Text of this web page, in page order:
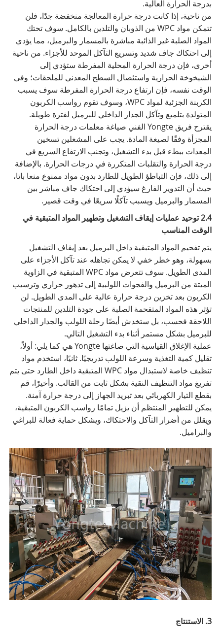
بدرجة الحرارة العالية.
من ناحية، إذا كانت درجة حرارة المعالجة منخفضة جدًا، فلن
تتمكن مواد WPC من الذوبان والتلدين بالكامل. سوف تحتك
المواد الصلبة غير الذائبة مباشرة بالمسمار والبرميل، مما يؤدي
إلى احتكاك جاف شديد وتسريع التآكل الموحد للأجزاء. من ناحية
أخرى، فإن درجة الحرارة المحلية المفرطة ستؤدي إلى
الشيخوخة الحرارية واستئصال السطح المعدني للملحقات؛ وفي
الوقت نفسه، فإن ارتفاع درجة الحرارة المفرطة سوف يسبب
الكربنة الجزئية لمواد WPC، وسوف تقوم رواسب الكربون
المتولدة بتلميع وتآكل الجدار الداخلي للبرميل لفترة طويلة.
يقترح فريق Yongte الفني صياغة معلمات درجة الحرارة
المجزأة وفقًا لصيغة المادة. يجب على المشغلين تسخين
المعدات ببطء قبل بدء التشغيل، وتجنب الارتفاع السريع في
درجة الحرارة والتقلبات المتكررة في درجات الحرارة. بالإضافة
إلى ذلك، فإن التباطؤ الطويل للطارد بدون مواد ممنوع منعا باتا،
حيث أن التدوير الفارغ سيؤدي إلى احتكاك جاف مباشر بين
المسمار والبرميل ويسبب تآكلًا سريعًا في وقت قصير.
2.4 توحيد عمليات إيقاف التشغيل وتطهير المواد المتبقية في
الوقت المناسب
يتم تفحيم المواد المتبقية داخل البرميل بعد إيقاف التشغيل
بسهولة، وهو خطر خفي لا يمكن تجاهله عند تآكل الأجزاء على
المدى الطويل. سوف تتعرض مواد WPC المتبقية في الزاوية
الميتة من البرميل والفجوات اللولبية إلى تدهور حراري وترسيب
الكربون بعد تخزين درجة حرارة عالية على المدى الطويل. لن
تؤثر هذه المواد المتفحمة الصلبة على جودة التلدين للمنتجات
اللاحقة فحسب، بل ستخدش أيضًا رحلة اللولب والجدار الداخلي
للبرميل بشكل مستمر أثناء بدء التشغيل التالي.
عملية الإغلاق القياسية التي صاغتها Yongte هي كما يلي: أولاً،
تقليل كمية التغذية وسرعة اللولب تدريجيًا. ثانيًا، استخدم مواد
تنظيف خاصة لاستبدال مواد WPC المتبقية داخل الطارد حتى يتم
تفريغ مواد التنظيف النقية بشكل ثابت من القالب. وأخيرًا، قم
بقطع التيار الكهربائي بعد تبريد الجهاز إلى درجة حرارة آمنة.
يمكن للتطهير المنتظم أن يزيل تمامًا رواسب الكربون المتبقية،
ويقلل من أضرار التآكل والاحتكاك، ويشكل حماية فعالة للبراغي
والبراميل.
3. الاستنتاج